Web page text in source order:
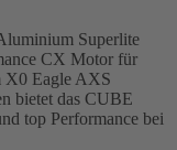
Superlite
CX Motor für
X0 Eagle AXS
bietet das CUBE
top Performance bei